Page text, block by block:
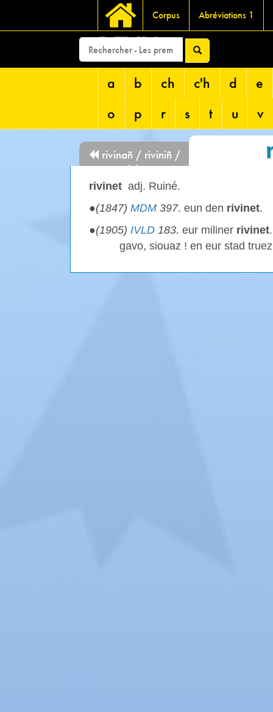
Corpus Abréviations 1
DEVRI
a b ch c'h d
e
o
p r s t u v
rivinañ / riviniñ /
rivin
rivinet adj. Ruiné.
●(1847) MDM 397. eun den rivinet.
●(1905) IVLD 183. eur miliner rivinet
gavo, siouaz ! en eur stad